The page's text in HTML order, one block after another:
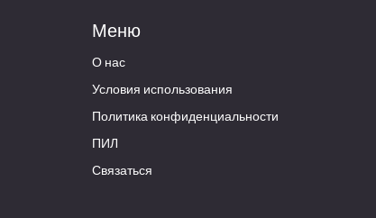
Меню
О нас
Условия использования
Политика конфиденциальности
ПИЛ
Связаться